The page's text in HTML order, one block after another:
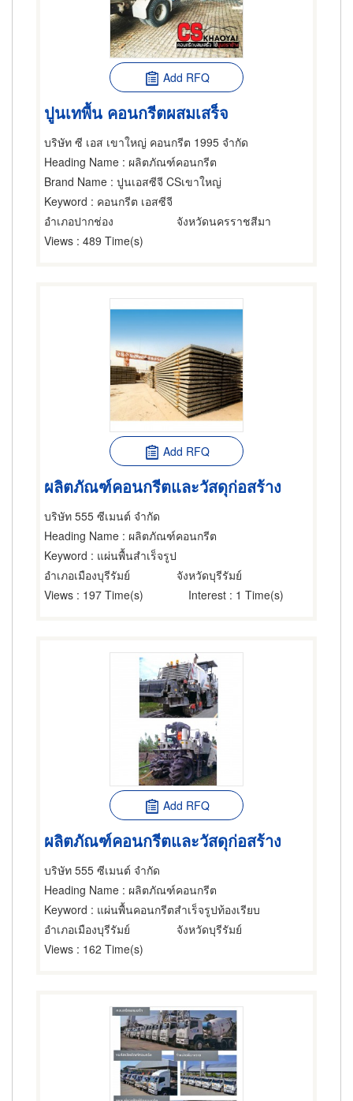
Add RFQ
ปูนเทพื้น คอนกรีตผสมเสร็จ
บริษัท ซี เอส เขาใหญ่ คอนกรีต 1995 จำกัด
Heading Name : ผลิตภัณฑ์คอนกรีต
Brand Name : ปูนเอสซีจี CSเขาใหญ่
Keyword : คอนกรีต เอสซีจี
อำเภอปากช่อง
จังหวัดนครราชสีมา
Views : 489 Time(s)
Add RFQ
ผลิตภัณฑ์คอนกรีตและวัสดุก่อสร้าง
บริษัท 555 ซีเมนต์ จำกัด
Heading Name : ผลิตภัณฑ์คอนกรีต
Keyword : แผ่นพื้นสำเร็จรูป
อำเภอเมืองบุรีรัมย์
จังหวัดบุรีรัมย์
Views : 197 Time(s) Interest : 1 Time(s)
Add RFQ
ผลิตภัณฑ์คอนกรีตและวัสดุก่อสร้าง
บริษัท 555 ซีเมนต์ จำกัด
Heading Name : ผลิตภัณฑ์คอนกรีต
Keyword : แผ่นพื้นคอนกรีตสำเร็จรูปท้องเรียบ
อำเภอเมืองบุรีรัมย์
จังหวัดบุรีรัมย์
Views : 162 Time(s)